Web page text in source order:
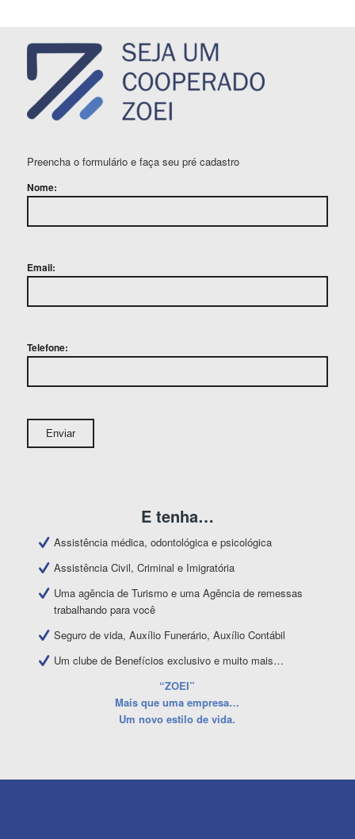
Preencha o formulário e faça seu pré cadastro
Nome:
Email:
Telefone:
E tenha…
Assistência médica, odontológica e psicológica
Assistência Civil, Criminal e Imigratória
Uma agência de Turismo e uma Agência de remessas
trabalhando para você
Seguro de vida, Auxílio Funerário, Auxílio Contábil
Um clube de Benefícios exclusivo e muito mais…
“ZOEI”
Mais que uma empresa…
Um novo estilo de vida.